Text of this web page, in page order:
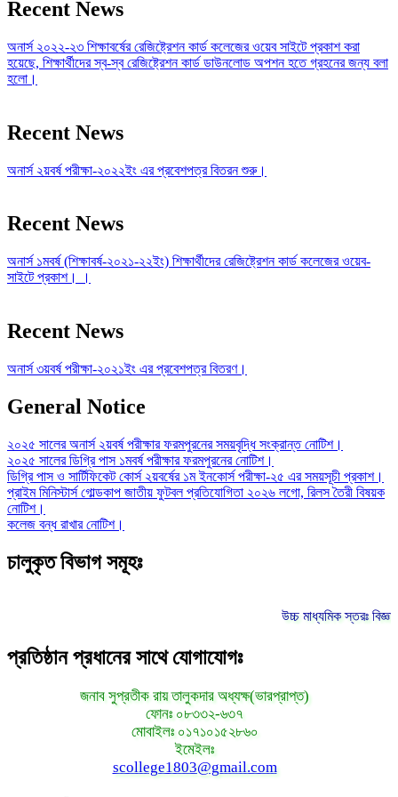
Recent News
অনার্স ২০২২-২৩ শিক্ষাবর্ষের রেজিষ্ট্রেশন কার্ড কলেজের ওয়েব সাইটে প্রকাশ করা
হয়েছে, শিক্ষার্থীদের স্ব-স্ব রেজিষ্ট্রেশন কার্ড ডাউনলোড অপশন হতে গ্রহনের জন্য বলা
হলো।
Recent News
অনার্স ২য়বর্ষ পরীক্ষা-২০২২ইং এর প্রবেশপত্র বিতরন শুরু।
Recent News
অনার্স ১মবর্ষ (শিক্ষাবর্ষ-২০২১-২২ইং) শিক্ষার্থীদের রেজিষ্ট্রেশন কার্ড কলেজের ওয়েব-
সাইটে প্রকাশ। ।
Recent News
অনার্স ৩য়বর্ষ পরীক্ষা-২০২১ইং এর প্রবেশপত্র বিতরণ।
General Notice
২০২৫ সালের অনার্স ২য়বর্ষ পরীক্ষার ফরমপুরনের সময়বৃদ্ধি সংক্রান্ত নোটিশ।
২০২৫ সালের ডিগ্রি পাস ১মবর্ষ পরীক্ষার ফরমপুরনের নোটিশ।
ডিগ্রি পাস ও সার্টিফিকেট কোর্স ২য়বর্ষের ১ম ইনকোর্স পরীক্ষা-২৫ এর সময়সূচী প্রকাশ।
প্রাইম মিনিস্টার্স গোল্ডকাপ জাতীয় ফুটবল প্রতিযোগিতা ২০২৬ লগো, রিলস তৈরী বিষয়ক
নোটিশ।
কলেজ বন্ধ রাখার নোটিশ।
চালুকৃত বিভাগ সমূহঃ
উচ্চ মাধ্যমিক স্তরঃ
প্রতিষ্ঠান প্রধানের সাথে যোগাযোগঃ
জনাব সুপ্রতীক রায় তালুকদার অধ্যক্ষ(ভারপ্রাপ্ত)
ফোনঃ ০৮৩৩২-৬৩৭
মোবাইলঃ ০১৭১০১৫২৮৬০
ইমেইলঃ
scollege1803@gmail.com